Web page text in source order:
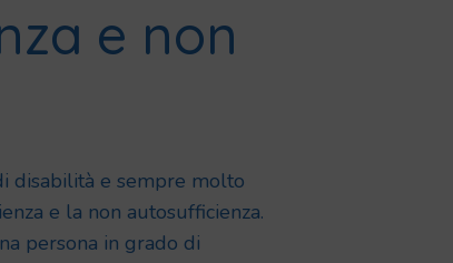
e non
disabilità e sempre molto
e la non autosufficienza.
persona in grado di